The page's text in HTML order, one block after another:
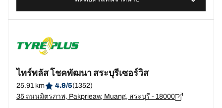
ไทร์พลัส โชคพัฒนา สระบุรีเซอร์วิส
25.91 km 4.9/5(1352)
35 ถนนมิตรภาพ, Pakprieaw, Muang, สระบุรี - 18000